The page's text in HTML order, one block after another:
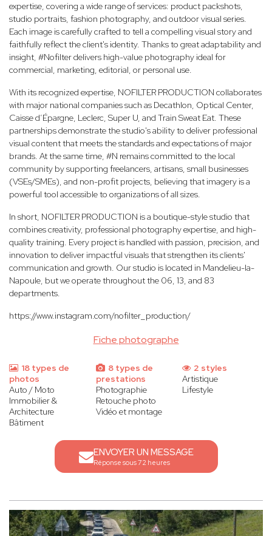
Fiche photographe
expertise, covering a wide range of services: product packshots,
studio portraits, fashion photography, and outdoor visual series.
Each image is carefully crafted to tell a compelling visual story and
faithfully reflect the client's identity. Thanks to great adaptability and
insight, #Nofilter delivers high-value photography ideal for
commercial, marketing, editorial, or personal use.
With its recognized expertise, NOFILTER PRODUCTION collaborates
with major national companies such as Decathlon, Optical Center,
Caisse d’Épargne, Leclerc, Super U, and Train Sweat Eat. These
partnerships demonstrate the studio's ability to deliver professional
visual content that meets the standards and expectations of major
brands. At the same time, #N remains committed to the local
community by supporting freelancers, artisans, small businesses
(VSEs/SMEs), and non-profit projects, believing that imagery is a
powerful tool accessible to organizations of all sizes.
In short, NOFILTER PRODUCTION is a boutique-style studio that
combines creativity, professional photography expertise, and high-
quality training. Every project is handled with passion, precision, and
innovation to deliver impactful visuals that strengthen its clients'
communication and growth. Our studio is located in Mandelieu-la-
Napoule, but we operate throughout the 06, 13, and 83
departments.
https://www.instagram.com/nofilter_production/
18 types de
photos
Auto / Moto
Immobilier &
Architecture
Bâtiment
8 types de
prestations
Photographie
Retouche photo
Vidéo et montage
2 styles
Artistique
Lifestyle
ENVOYER UN MESSAGE
Réponse sous 72 heures